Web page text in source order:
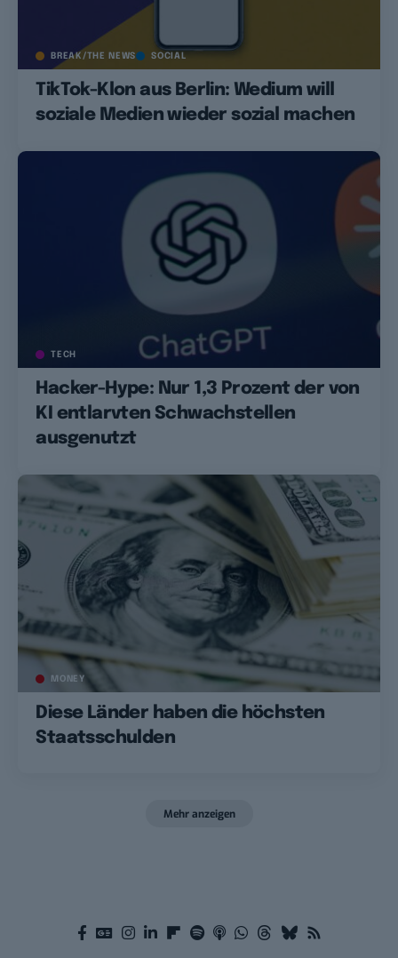
BREAK/THE NEWS SOCIAL
TikTok-Klon aus Berlin: Wedium will
soziale Medien wieder sozial machen
TECH
Hacker-Hype: Nur 1,3 Prozent der von
KI entlarvten Schwachstellen
ausgenutzt
MONEY
Diese Länder haben die höchsten
Staatsschulden
Mehr anzeigen